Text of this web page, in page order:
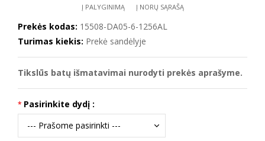
Į PALYGINIMĄ Į NORŲ SĄRAŠĄ
Prekės kodas: 15508-DA05-6-1256AL
Turimas kiekis: Prekė sandėlyje
Tikslūs batų išmatavimai nurodyti prekės aprašyme.
Pasirinkite dydį :